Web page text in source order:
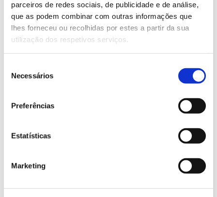
parceiros de redes sociais, de publicidade e de análise,
que as podem combinar com outras informações que
lhes forneceu ou recolhidas por estes a partir da sua
utilização dos respetivos serviços.
Necessários
Preferências
Estatísticas
Marketing
descortiçadas). A redução do fluxo de seiva chega
aos cerca de 50% e o fluxo nunca foi reposto
durante o período de observação.
frutose nos tecidos do floema (camada antes da
casca, que transporta os compostos da fotossíntese
desde as folhas para as restantes partes da árvore),
acompanhado de aumento pronunciado da
energia contida nestas reservas de hidratos de
surge como prioridade para a árvore.